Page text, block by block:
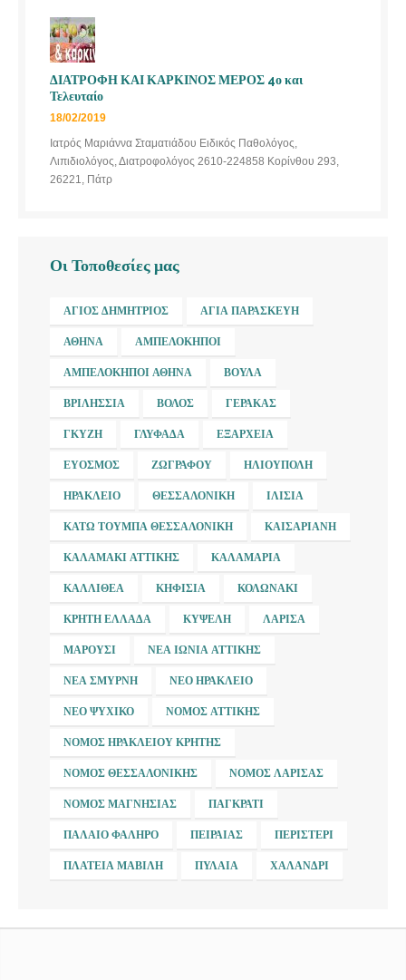
ΔΙΑΤΡΟΦΗ ΚΑΙ ΚΑΡΚΙΝΟΣ ΜΕΡΟΣ 4ο και
Τελευταίο
18/02/2019
Ιατρός Μαριάννα Σταματιάδου Ειδικός Παθολόγος,
Λιπιδιολόγος, Διατροφολόγος 2610-224858 Κορίνθου 293,
26221, Πάτρ
Οι Τοποθεσίες μας
ΆΓΙΟΣ ΔΗΜΉΤΡΙΟΣ ΑΓΊΑ ΠΑΡΑΣΚΕΥΉ
ΑΘΉΝΑ ΑΜΠΕΛΌΚΗΠΟΙ
ΑΜΠΕΛΌΚΗΠΟΙ ΑΘΉΝΑ ΒΟΎΛΑ
ΒΡΙΛΉΣΣΙΑ ΒΌΛΟΣ ΓΈΡΑΚΑΣ
ΓΚΎΖΗ ΓΛΥΦΆΔΑ ΕΞΆΡΧΕΙΑ
ΕΎΟΣΜΟΣ ΖΩΓΡΆΦΟΥ ΗΛΙΟΎΠΟΛΗ
ΗΡΆΚΛΕΙΟ ΘΕΣΣΑΛΟΝΊΚΗ ΙΛΊΣΙΑ
ΚΆΤΩ ΤΟΎΜΠΑ ΘΕΣΣΑΛΟΝΊΚΗ ΚΑΙΣΑΡΙΑΝΉ
ΚΑΛΑΜΆΚΙ ΑΤΤΙΚΉΣ ΚΑΛΑΜΑΡΙΆ
ΚΑΛΛΙΘΈΑ ΚΗΦΙΣΙΆ ΚΟΛΩΝΆΚΙ
ΚΡΉΤΗ ΕΛΛΆΔΑ ΚΥΨΈΛΗ ΛΆΡΙΣΑ
ΜΑΡΟΎΣΙ ΝΈΑ ΙΩΝΊΑ ΑΤΤΙΚΉΣ
ΝΈΑ ΣΜΎΡΝΗ ΝΈΟ ΗΡΆΚΛΕΙΟ
ΝΈΟ ΨΥΧΙΚΌ ΝΟΜΌΣ ΑΤΤΙΚΉΣ
ΝΟΜΌΣ ΗΡΑΚΛΕΊΟΥ ΚΡΉΤΗΣ
ΝΟΜΌΣ ΘΕΣΣΑΛΟΝΊΚΗΣ ΝΟΜΌΣ ΛΆΡΙΣΑΣ
ΝΟΜΌΣ ΜΑΓΝΗΣΊΑΣ ΠΑΓΚΡΆΤΙ
ΠΑΛΑΙΌ ΦΆΛΗΡΟ ΠΕΙΡΑΙΆΣ ΠΕΡΙΣΤΈΡΙ
ΠΛΑΤΕΊΑ ΜΑΒΊΛΗ ΠΥΛΑΊΑ ΧΑΛΆΝΔΡΙ